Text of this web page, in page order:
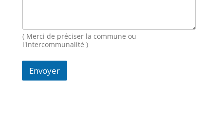
i
l( Merci de préciser la commune ou
l'intercommunalité )
Envoyer